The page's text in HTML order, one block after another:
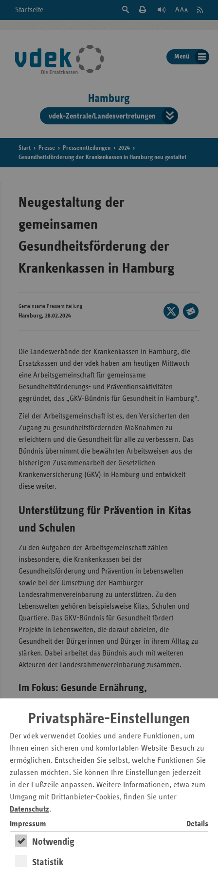
Privatsphäre-Einstellungen
Der vdek verwendet Cookies und andere Funktionen, um
Ihnen einen sicheren und komfortablen Website-Besuch zu
ermöglichen. Entscheiden Sie selbst, welche Funktionen Sie
zulassen möchten. Sie können Ihre Einstellungen jederzeit
in der Fußzeile anpassen. Weitere Informationen, etwa zum
Umgang mit Drittanbieter-Cookies, finden Sie unter
Datenschutz.
Impressum
Details
Notwendig
Statistik
Startseite
Suche
der
Seite
Feed
Menü
Hamburg
vdek-Zentrale/Landesvertretungen
der
Start Presse Pressemitteilungen
2024
Gesundheitsförderung der Krankenkassen in Hamburg neu gestaltet
Neugestaltung der
gemeinsamen
Gesundheitsförderung der
Krankenkassen in Hamburg
Gemeinsame Pressemitteilung
Hamburg, 28.02.2024
Seite
auf
Die Landesverbände der Krankenkassen in Hamburg, die
Ersatzkassen und der vdek haben am heutigen Mittwoch
eine Arbeitsgemeinschaft für gemeinsame
Gesundheitsförderungs- und Präventionsaktivitäten
gegründet, das „GKV-Bündnis für Gesundheit in Hamburg“.
Ziel der Arbeitsgemeinschaft ist es, den Versicherten den
Zugang zu gesundheitsfördernden Maßnahmen zu
erleichtern und die Gesundheit für alle zu verbessern. Das
Bündnis übernimmt die bewährten Arbeitsweisen aus der
bisherigen Zusammenarbeit der Gesetzlichen
Krankenversicherung (GKV) in Hamburg und entwickelt
diese weiter.
Unterstützung für Prävention in Kitas
und Schulen
Zu den Aufgaben der Arbeitsgemeinschaft zählen
insbesondere, die Krankenkassen bei der
Gesundheitsförderung und Prävention in Lebenswelten
sowie bei der Umsetzung der Hamburger
Landesrahmenvereinbarung zu unterstützen. Zu den
Lebenswelten gehören beispielsweise Kitas, Schulen und
Quartiere. Das GKV-Bündnis für Gesundheit fördert
Projekte in Lebenswelten, die darauf abzielen, die
Gesundheit der Bürgerinnen und Bürger in ihrem Alltag zu
stärken. Dabei arbeitet das Bündnis auch mit weiteren
Akteuren der Landesrahmenvereinbarung zusammen.
Im Fokus: Gesunde Ernährung,
Bewegungsförderung
Die gemeinsamen Aktivitäten umfassen beispielsweise die
Umsetzung von Maßnahmen zu gesunder Ernährung und
Stressbewältigung sowie zur Bewegungsförderung. Dabei
geht die lebensweltbezogene Gesundheitsförderung über
die individuelle Verhaltensebene hinaus und setzt an den
Bedingungen an, die das tägliche Leben prägen. Dafür
kooperiert das Bündnis eng mit den Hamburger
Bezirksämtern, auch um die Bedürfnisse der Bevölkerung
sowie deren Lebensbedingungen zu berücksichtigen.
wichtige Rolle in dieser Arbeitsgemeinschaft, indem sie